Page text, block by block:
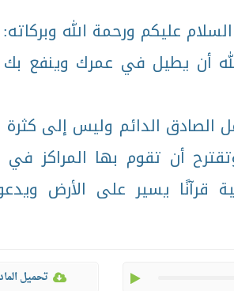
عليكم ورحمة الله وبركاته:
أن يطيل في عمرك وينفع
الصادق الدائم وليس إلى كثرة
أن تقوم بها المراكز في
قرآنًا يسير على الأرض
تحميل